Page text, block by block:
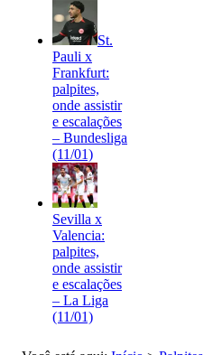
St.
Pauli x
Frankfurt:
palpites,
onde assistir
e escalações
– Bundesliga
(11/01)
Sevilla x
Valencia:
palpites,
onde assistir
e escalações
– La Liga
(11/01)